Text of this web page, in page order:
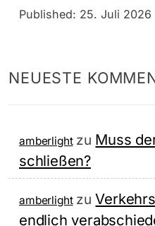
Published: 25. Juli 2026
NEUESTE
amberlightzu Muss
schließen?
amberlightzu
endlich